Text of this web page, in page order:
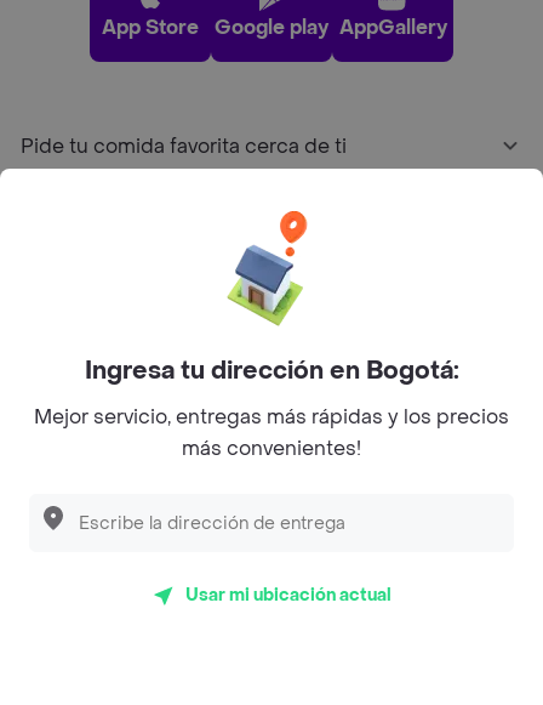
App Store Google play AppGallery
Pide tu comida favorita cerca de ti
Sobre Rappi
Facebook
Twitter
Instagram
Ingresa tu dirección en Bogotá:
Mejor servicio, entregas más rápidas y los precios
más convenientes!
Usar mi ubicación actual